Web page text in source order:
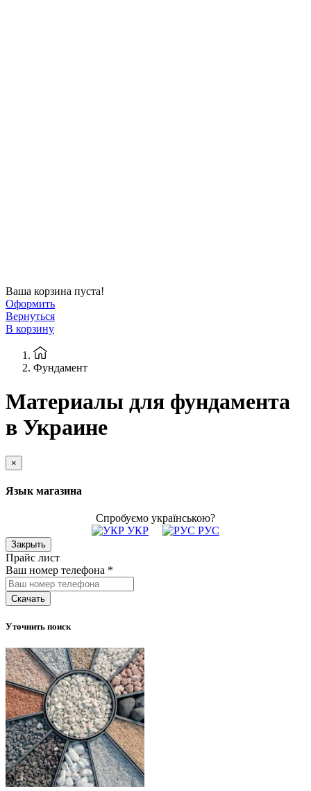
Ваша корзина пуста!
Оформить
Вернуться
В корзину
Фундамент
Материалы для фундамента
в Украине
×
Язык магазина
Спробуємо українською?
УКР
РУС
Закрыть
Прайс лист
Ваш номер телефона *
Скачать
Уточнить поиск